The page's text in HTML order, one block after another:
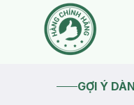
GỢI Ý